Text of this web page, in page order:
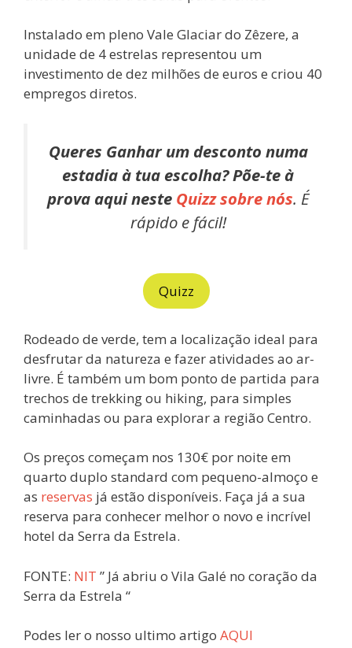
Instalado em pleno Vale Glaciar do Zêzere, a
unidade de 4 estrelas representou um
investimento de dez milhões de euros e criou 40
empregos diretos.
Queres Ganhar um desconto numa
estadia à tua escolha? Põe-te à
prova aqui neste Quizz sobre nós. É
rápido e fácil!
Quizz
Rodeado de verde, tem a localização ideal para
desfrutar da natureza e fazer atividades ao ar-
livre. É também um bom ponto de partida para
trechos de trekking ou hiking, para simples
caminhadas ou para explorar a região Centro.
Os preços começam nos 130€ por noite em
quarto duplo standard com pequeno-almoço e
as reservas já estão disponíveis. Faça já a sua
reserva para conhecer melhor o novo e incrível
hotel da Serra da Estrela.
FONTE: NIT ” Já abriu o Vila Galé no coração da
Serra da Estrela “
Podes ler o nosso ultimo artigo AQUI